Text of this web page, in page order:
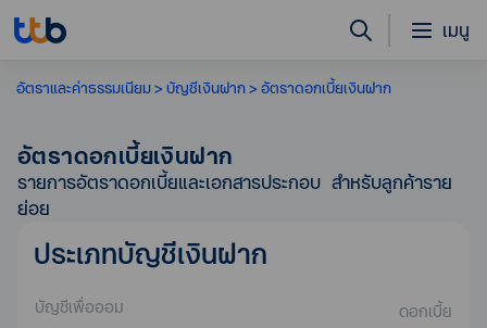
เมนู
อัตราและค่าธรรมเนียม บัญชีเงินฝาก อัตราดอกเบี้ยเงินฝาก
อัตราดอกเบี้ยเงินฝาก
รายการอัตราดอกเบี้ยและเอกสารประกอบ สำหรับลูกค้าราย
ย่อย
ประเภทบัญชีเงินฝาก
บัญชีเพื่อออม ดอกเบี้ย